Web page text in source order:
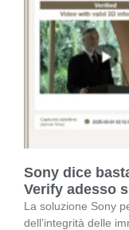
Sony dice
Verify adesso
La soluzione Sony
dell’integrità delle